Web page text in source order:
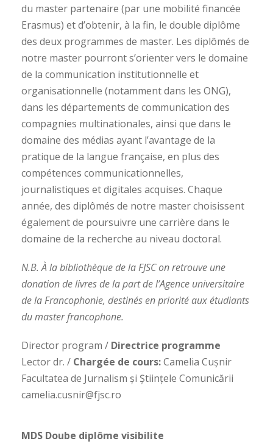
du master partenaire (par une mobilité financée
Erasmus) et d’obtenir, à la fin, le double diplôme
des deux programmes de master. Les diplômés de
notre master pourront s’orienter vers le domaine
de la communication institutionnelle et
organisationnelle (notamment dans les ONG),
dans les départements de communication des
compagnies multinationales, ainsi que dans le
domaine des médias ayant l’avantage de la
pratique de la langue française, en plus des
compétences communicationnelles,
journalistiques et digitales acquises. Chaque
année, des diplômés de notre master choisissent
également de poursuivre une carrière dans le
domaine de la recherche au niveau doctoral.
N.B. À la bibliothèque de la FJSC on retrouve une
donation de livres de la part de l’Agence universitaire
de la Francophonie, destinés en priorité aux étudiants
du master francophone.
Director program / Directrice programme
Lector dr. / Chargée de cours:Camelia Cușnir
Facultatea de Jurnalism și Științele Comunicării
camelia.cusnir@fjsc.ro
MDS Doube diplôme visibilite